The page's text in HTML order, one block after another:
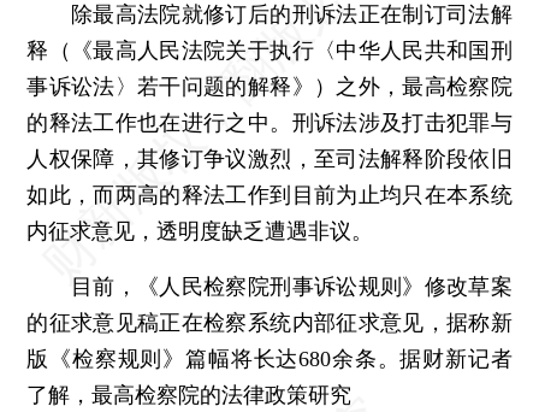
除最高法院就修订后的刑诉法正在制订司法解
释（《最高人民法院关于执行〈中华人民共和国刑
事诉讼法〉若干问题的解释》）之外，最高检察院
的释法工作也在进行之中。刑诉法涉及打击犯罪与
人权保障，其修订争议激烈，至司法解释阶段依旧
如此，而两高的释法工作到目前为止均只在本系统
内征求意见，透明度缺乏遭遇非议。
目前，《人民检察院刑事诉讼规则》修改草案
的征求意见稿正在检察系统内部征求意见，据称新
版《检察规则》篇幅将长达680余条。据财新记者
了解，最高检察院的法律政策研究